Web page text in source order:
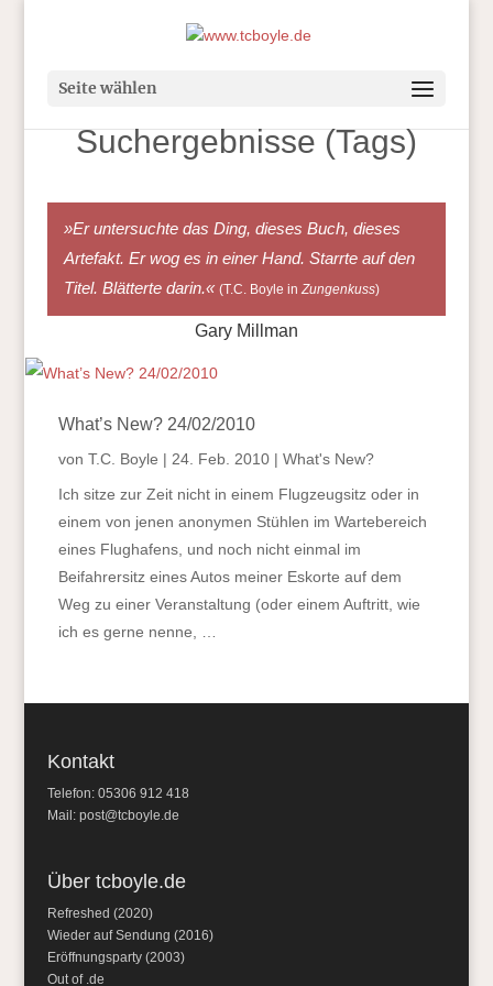
Seite wählen
Suchergebnisse (Tags)
»Er untersuchte das Ding, dieses Buch, dieses
Artefakt. Er wog es in einer Hand. Starrte auf den
Titel. Blätterte darin.« (T.C. Boyle in Zungenkuss)
Gary Millman
What’s New? 24/02/2010
von T.C. Boyle | 24. Feb. 2010| What's New?
Ich sitze zur Zeit nicht in einem Flugzeugsitz oder in
einem von jenen anonymen Stühlen im Wartebereich
eines Flughafens, und noch nicht einmal im
Beifahrersitz eines Autos meiner Eskorte auf dem
Weg zu einer Veranstaltung (oder einem Auftritt, wie
ich es gerne nenne, …
Kontakt
Telefon: 05306 912 418
Mail: post@tcboyle.de
Über tcboyle.de
Refreshed (2020)
Wieder auf Sendung (2016)
Eröffnungsparty (2003)
Out of .de